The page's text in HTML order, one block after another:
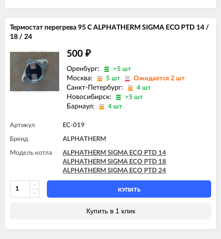
Термостат перегрева 95 C ALPHATHERM SIGMA ECO PTD 14 /
18 / 24
500 ₽
Оренбург: >5 шт
Москва: 5 шт Ожидается 2 шт
Санкт-Петербург: 4 шт
Новосибирск: >5 шт
Барнаул: 4 шт
Артикул EC-019
Бренд ALPHATHERM
Модель котла
ALPHATHERM SIGMA ECO PTD 14
ALPHATHERM SIGMA ECO PTD 18
ALPHATHERM SIGMA ECO PTD 24
КУПИТЬ
Купить в 1 клик